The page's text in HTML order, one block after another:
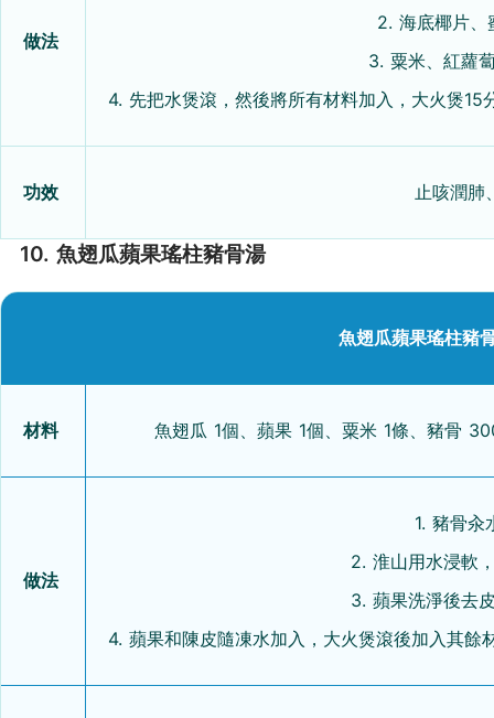
做法
2. 海底椰片、
3. 粟米、紅蘿
4. 先把水煲滾，然後將所有材料加入，大火煲
功效 止咳潤肺
10. 魚翅瓜蘋果瑤柱豬骨湯
魚翅瓜蘋果瑤柱豬
材料 魚翅瓜 1個、蘋果 1個、粟米 1條、豬骨
做法
1. 豬骨汆
2. 淮山用水浸軟
3. 蘋果洗淨後去
4. 蘋果和陳皮隨凍水加入，大火煲滾後加入其